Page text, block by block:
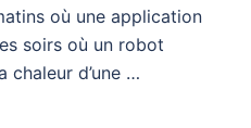
où une application
soirs où un robot
chaleur d’une …